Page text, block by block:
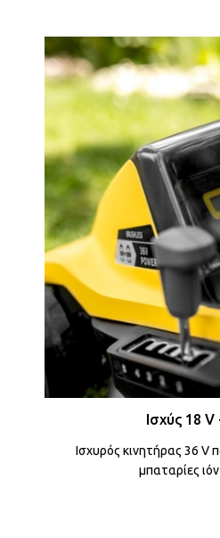
Ισχύς 18
Ισχυρός κινητήρας 36 V
μπαταρίες